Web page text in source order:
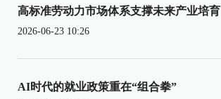
高标准劳动力市场体系支撑未来产业培育
2026-06-23 10:26
AI时代的就业政策重在“组合拳”